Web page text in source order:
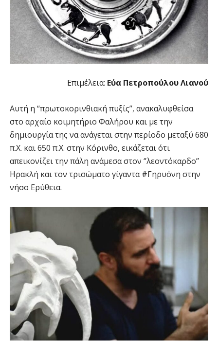
Επιμέλεια: Εύα Πετροπούλου Λιανού
Αυτή η “πρωτοκορινθιακή πυξίς”, ανακαλυφθείσα
στο αρχαίο κοιμητήριο Φαλήρου και με την
δημιουργία της να ανάγεται στην περίοδο μεταξύ 680
π.Χ. και 650 π.Χ. στην Κόρινθο, εικάζεται ότι
απεικονίζει την πάλη ανάμεσα στον ‘’λεοντόκαρδο’’
Ηρακλή και τον τρισώματο γίγαντα #Γηρυόνη στην
νήσο Ερύθεια.